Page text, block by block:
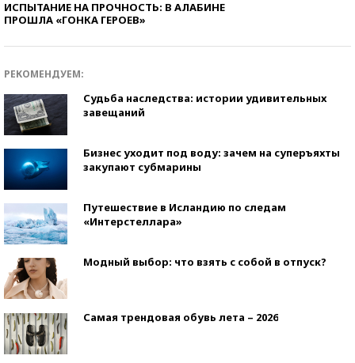
ИСПЫТАНИЕ НА ПРОЧНОСТЬ: В АЛАБИНЕ
ПРОШЛА «ГОНКА ГЕРОЕВ»
РЕКОМЕНДУЕМ:
Судьба наследства: истории удивительных
завещаний
Бизнес уходит под воду: зачем на суперъяхты
закупают субмарины
Путешествие в Исландию по следам
«Интерстеллара»
Модный выбор: что взять с собой в отпуск?
Самая трендовая обувь лета – 2026